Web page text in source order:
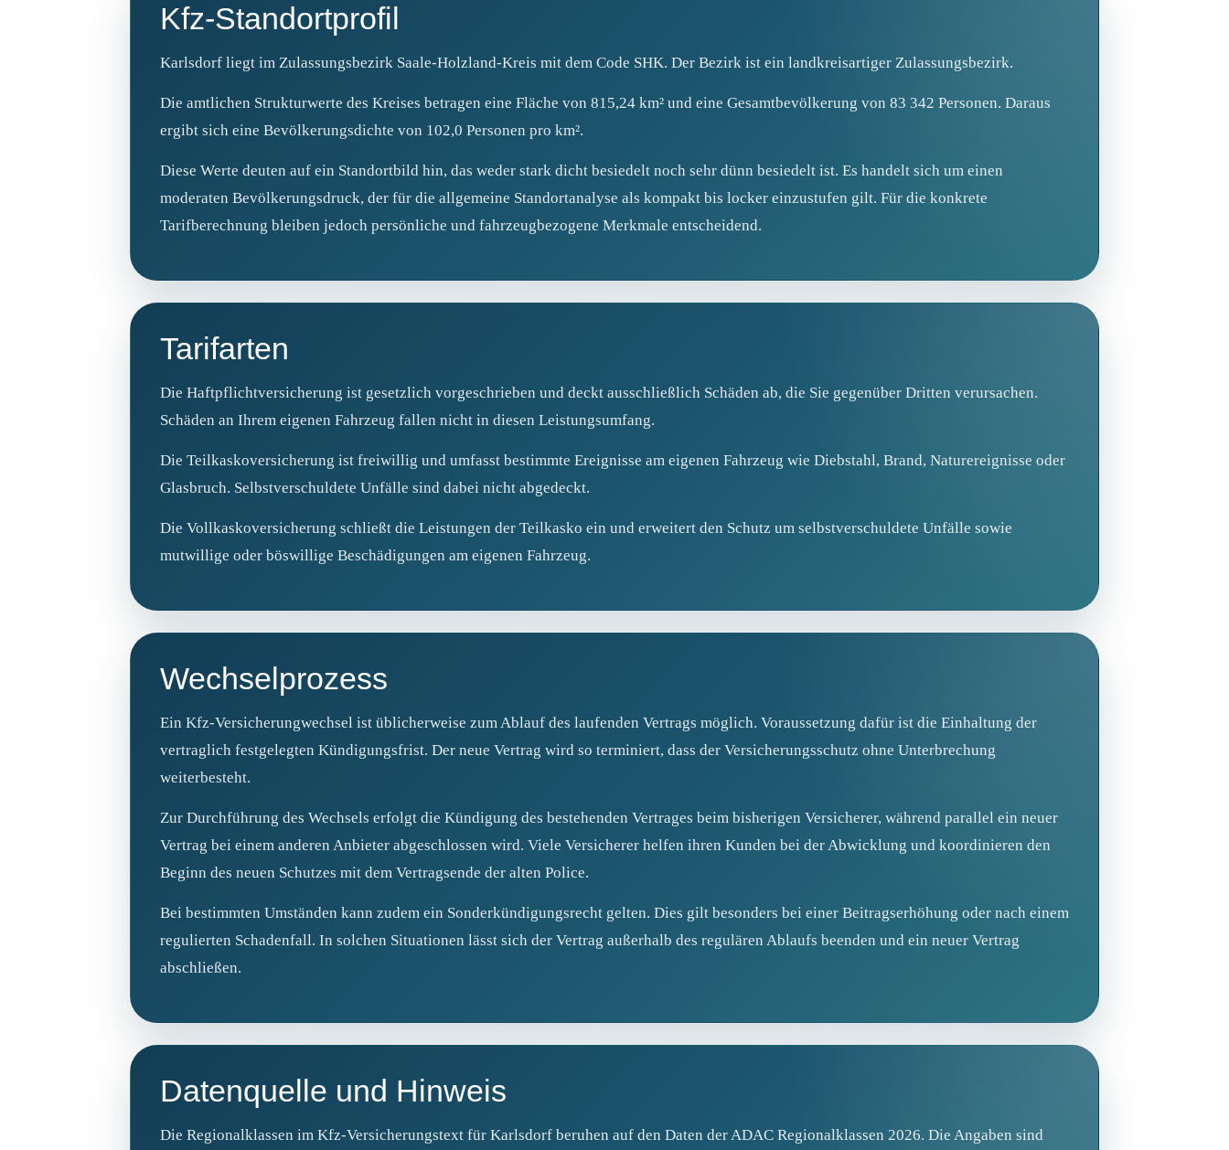
Kfz-Standortprofil
Karlsdorf liegt im Zulassungsbezirk Saale-Holzland-Kreis mit dem Code SHK. Der Bezirk ist ein landkreisartiger Zulassungsbezirk.
Die amtlichen Strukturwerte des Kreises betragen eine Fläche von 815,24 km² und eine Gesamtbevölkerung von 83 342 Personen. Daraus
ergibt sich eine Bevölkerungsdichte von 102,0 Personen pro km².
Diese Werte deuten auf ein Standortbild hin, das weder stark dicht besiedelt noch sehr dünn besiedelt ist. Es handelt sich um einen
moderaten Bevölkerungsdruck, der für die allgemeine Standortanalyse als kompakt bis locker einzustufen gilt. Für die konkrete
Tarifberechnung bleiben jedoch persönliche und fahrzeugbezogene Merkmale entscheidend.
Tarifarten
Die Haftpflichtversicherung ist gesetzlich vorgeschrieben und deckt ausschließlich Schäden ab, die Sie gegenüber Dritten verursachen.
Schäden an Ihrem eigenen Fahrzeug fallen nicht in diesen Leistungsumfang.
Die Teilkaskoversicherung ist freiwillig und umfasst bestimmte Ereignisse am eigenen Fahrzeug wie Diebstahl, Brand, Naturereignisse oder
Glasbruch. Selbstverschuldete Unfälle sind dabei nicht abgedeckt.
Die Vollkaskoversicherung schließt die Leistungen der Teilkasko ein und erweitert den Schutz um selbstverschuldete Unfälle sowie
mutwillige oder böswillige Beschädigungen am eigenen Fahrzeug.
Wechselprozess
Ein Kfz‑Versicherungwechsel ist üblicherweise zum Ablauf des laufenden Vertrags möglich. Voraussetzung dafür ist die Einhaltung der
vertraglich festgelegten Kündigungsfrist. Der neue Vertrag wird so terminiert, dass der Versicherungsschutz ohne Unterbrechung
weiterbesteht.
Zur Durchführung des Wechsels erfolgt die Kündigung des bestehenden Vertrages beim bisherigen Versicherer, während parallel ein neuer
Vertrag bei einem anderen Anbieter abgeschlossen wird. Viele Versicherer helfen ihren Kunden bei der Abwicklung und koordinieren den
Beginn des neuen Schutzes mit dem Vertragsende der alten Police.
Bei bestimmten Umständen kann zudem ein Sonderkündigungsrecht gelten. Dies gilt besonders bei einer Beitragserhöhung oder nach einem
regulierten Schadenfall. In solchen Situationen lässt sich der Vertrag außerhalb des regulären Ablaufs beenden und ein neuer Vertrag
abschließen.
Datenquelle und Hinweis
Die Regionalklassen im Kfz‑Versicherungstext für Karlsdorf beruhen auf den Daten der ADAC Regionalklassen 2026. Die Angaben sind